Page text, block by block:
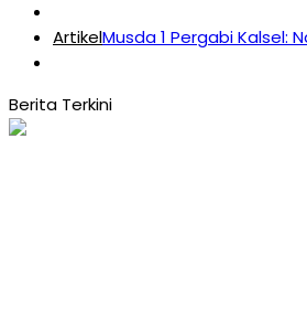
ArtikelMusda 1 Pergabi Kalsel: